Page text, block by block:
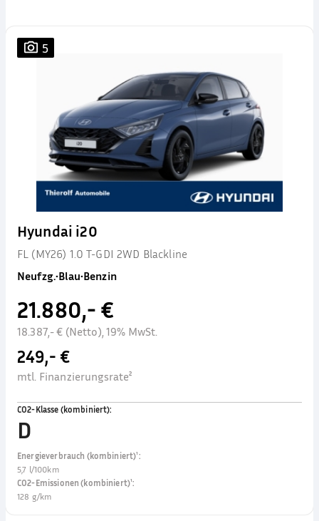
5
Hyundai i20
FL (MY26) 1.0 T-GDI 2WD Blackline
Neufzg.•Blau•Benzin
21.880,- €
18.387,- € (Netto), 19% MwSt.
249,- €
mtl. Finanzierungsrate²
CO2-Klasse (kombiniert):
D
Energieverbrauch (kombiniert)¹:
5,7 l/100km
CO2-Emissionen (kombiniert)¹:
128 g/km